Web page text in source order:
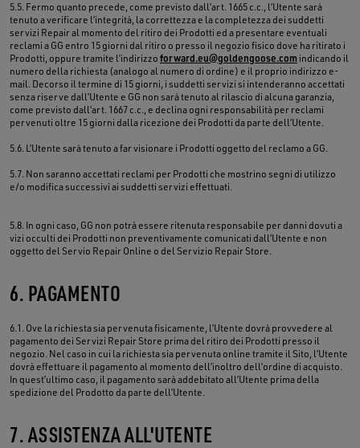
5.5. Fermo quanto precede, come previsto dall’art. 1665 c.c., l’Utente sarà
tenuto a verificare l’integrità, la correttezza e la completezza dei suddetti
servizi Repair al momento del ritiro dei Prodotti ed a presentare eventuali
reclami a GG entro 15 giorni dal ritiro o presso il negozio fisico dove ha ritirato i
Prodotti, oppure tramite l’indirizzo forward.eu@goldengoose.com indicando il
numero della richiesta (analogo al numero di ordine) e il proprio indirizzo e-
mail. Decorso il termine di 15 giorni, i suddetti servizi si intenderanno accettati
senza riserve dall’Utente e GG non sarà tenuto al rilascio di alcuna garanzia,
come previsto dall’art. 1667 c.c., e declina ogni responsabilità per reclami
pervenuti oltre 15 giorni dalla ricezione dei Prodotti da parte dell’Utente.
5.6. L’Utente sarà tenuto a far visionare i Prodotti oggetto del reclamo a GG.
5.7. Non saranno accettati reclami per Prodotti che mostrino segni di utilizzo
e/o modifica successivi ai suddetti servizi effettuati.
5.8. In ogni caso, GG non potrà essere ritenuta responsabile per danni dovuti a
vizi occulti dei Prodotti non preventivamente comunicati dall’Utente e non
oggetto del Servio Repair Online o del Servizio Repair Store.
6. PAGAMENTO
6.1. Ove la richiesta sia pervenuta fisicamente, l’Utente dovrà provvedere al
pagamento dei Servizi Repair Store prima del ritiro dei Prodotti presso il
negozio. Nel caso in cui la richiesta sia pervenuta online tramite il Sito, l’Utente
dovrà effettuare il pagamento al momento dell’inoltro dell’ordine di acquisto.
In quest’ultimo caso, il pagamento sarà addebitato all’Utente prima della
spedizione del Prodotto da parte dell’Utente.
7. ASSISTENZA ALL'UTENTE